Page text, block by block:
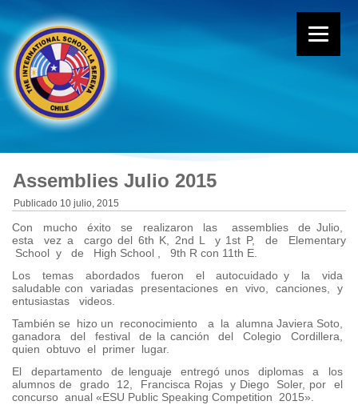
Assemblies Julio 2015
Publicado 10 julio, 2015
Con mucho éxito se realizaron las assemblies de Julio,
esta vez a cargo del 6th K, 2nd L y 1st P, de Elementary
School y de High School , 9th R con 11th E.
Los temas abordados fueron el autocuidado y la vida
saludable con variadas presentaciones en vivo, canciones, y
entusiastas videos.
También se hizo un reconocimiento a la alumna Javiera Soto,
ganadora del festival de la canción del Colegio Cordillera,
quien obtuvo el primer lugar.
El departamento de lenguaje entregó unos diplomas a los
alumnos de grado 12, Francisca Rojas y Diego Soler, por el
concurso anual «ESU Public Speaking Competition 2015».